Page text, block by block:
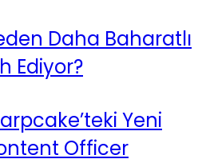
Daha Baharatlı
Ediyor?
Yeni
Officer